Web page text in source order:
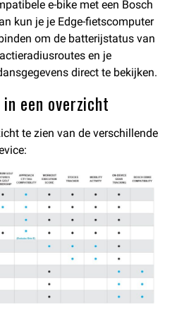
e-bike met een Bosch
kun je je Edge-fietscomputer
om de batterijstatus van
en je
direct te bekijken.
een overzicht
te zien van de verschillende